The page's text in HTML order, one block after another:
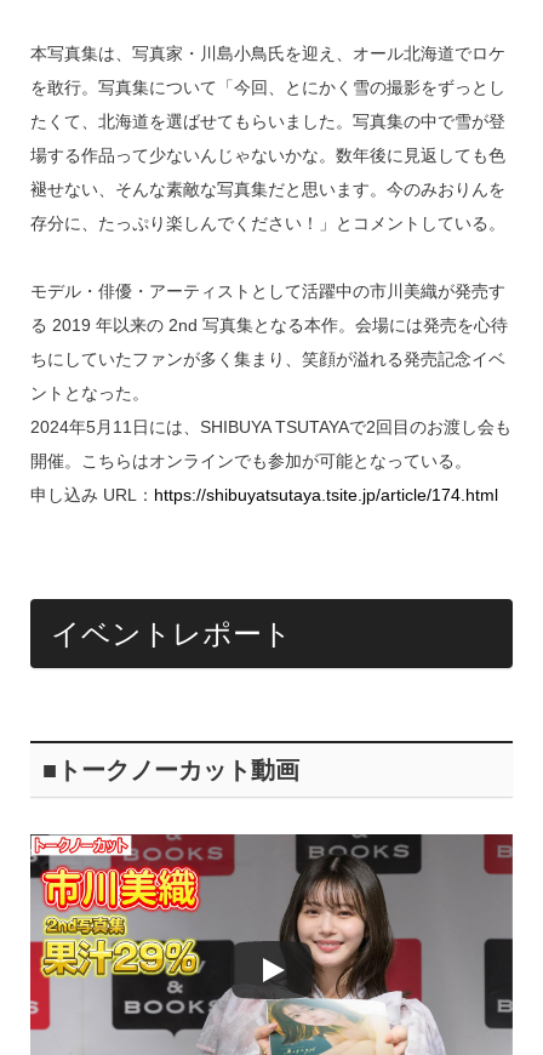
o
k
本写真集は、写真家・川島小鳥氏を迎え、オール北海道でロケ
を敢行。写真集について「今回、とにかく雪の撮影をずっとし
たくて、北海道を選ばせてもらいました。写真集の中で雪が登
場する作品って少ないんじゃないかな。数年後に見返しても色
褪せない、そんな素敵な写真集だと思います。今のみおりんを
存分に、たっぷり楽しんでください！」とコメントしている。
モデル・俳優・アーティストとして活躍中の市川美織が発売す
る 2019 年以来の 2nd 写真集となる本作。会場には発売を心待
ちにしていたファンが多く集まり、笑顔が溢れる発売記念イベ
ントとなった。
2024年5月11日には、SHIBUYA TSUTAYAで2回目のお渡し会も
開催。こちらはオンラインでも参加が可能となっている。
申し込み URL： https://shibuyatsutaya.tsite.jp/article/174.html
イベントレポート
■トークノーカット動画